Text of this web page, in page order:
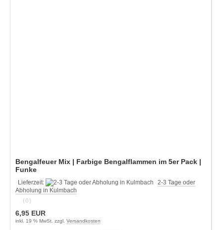
Bengalfeuer Mix | Farbige Bengalflammen im 5er Pack |
Funke
Lieferzeit:
2-3 Tage oder
Abholung in Kulmbach
(0)
6,95 EUR
inkl. 19 % MwSt. zzgl. Versandkosten